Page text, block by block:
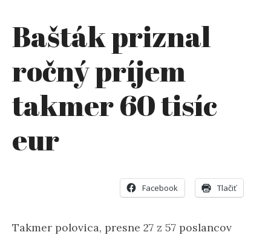
Bašták priznal
ročný príjem
takmer 60 tisíc
eur
Facebook Tlačiť
Takmer polovica, presne 27 z 57 poslancov